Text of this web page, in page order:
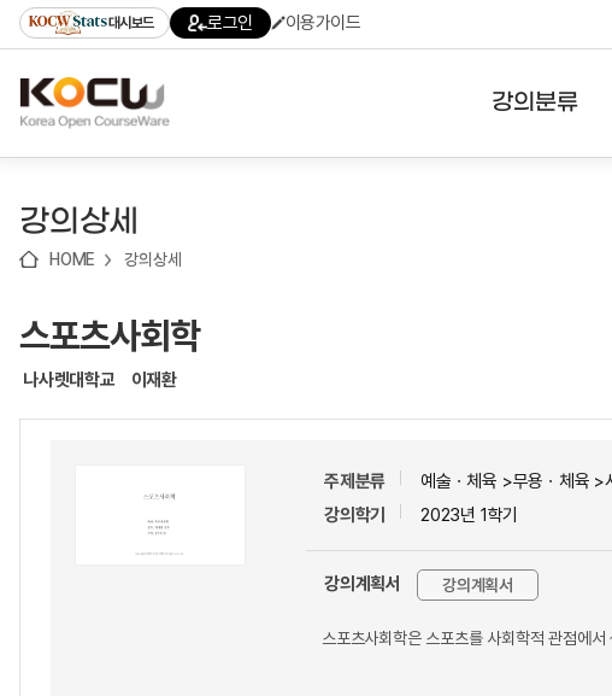
기
기
기
content)
가
대시보드 로그인 이용가이드
강의분류
강의상세
HOME 강의상세
스포츠사회학
나사렛대학교 이재환
주제분류
예술ㆍ체육 >무용ㆍ체육 >
강의학기
2023년 1학기
강의계획서 강의계획서
스포츠사회학은 스포츠를 사회학적 관점에